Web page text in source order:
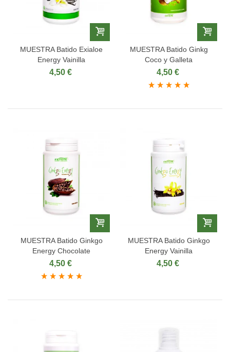
MUESTRA Batido Exialoe
Energy Vainilla
4,50 €
MUESTRA Batido Ginkg
Coco y Galleta
4,50 €
MUESTRA Batido Ginkgo
Energy Chocolate
4,50 €
MUESTRA Batido Ginkgo
Energy Vainilla
4,50 €